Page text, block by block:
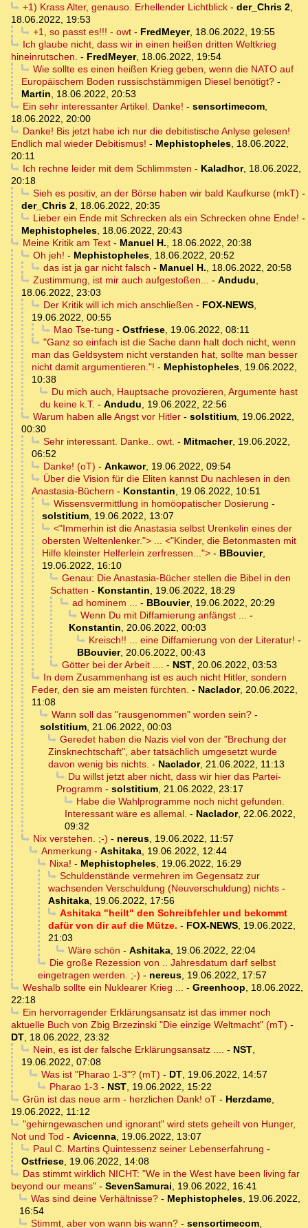
+1) Krass Alter, genauso. Erhellender Lichtblick- der_Chris 2,
18.06.2022, 19:53
+1, so passt es!!! - owt- FredMeyer, 18.06.2022, 19:55
Ich glaube nicht, dass wir in einen heißen dritten Weltkrieg
hineinrutschen. - FredMeyer, 18.06.2022, 19:54
Wie sollte es einen heißen Krieg geben, wenn die NATO auf
Europäischem Boden russischstämmigen Diesel benötigt? -
Martin
18.06.2022, 20:53
Ein sehr interessanter Artikel. Danke! - sensortimecom,
18.06.2022, 20:00
Danke! Bis jetzt habe ich nur die debitistische Anlyse gelesen!
Endlich mal wieder Debitismus! - Mephistopheles 18.06.2022,
20:11
Ich rechne leider mit dem Schlimmsten - Kaladhor, 18.06.2022,
20:18
Sieh es positiv, an der Börse haben wir bald Kaufkurse (mkT) -
der_Chris 2 18.06.2022, 20:35
Lieber ein Ende mit Schrecken als ein Schrecken ohne Ende! -
Mephistopheles 18.06.2022, 20:43
Meine Kritik am Text- Manuel H.
18.06.2022, 20:38
Oh jeh! - Mephistopheles, 18.06.2022, 20:52
das ist ja gar nicht falsch - Manuel H.
18.06.2022, 20:58
Zustimmung, ist mir auch aufgestoßen...
- Andudu
18.06.2022, 23:03
Der Kritik will ich mich anschließen - FOX-NEWS,
19.06.2022, 00:55
Mao Tse-tung - Ostfriese, 19.06.2022, 08:11
"Ganz so einfach ist die Sache dann halt doch nicht, wenn
man das Geldsystem nicht verstanden hat, sollte man besser
nicht damit argumentieren."! - Mephistopheles 19.06.2022,
10:38
Du mich auch, Hauptsache provozieren, Argumente hast
du keine k.T. - Andudu
19.06.2022, 22:56
Warum haben alle Angst vor Hitler- solstitium, 19.06.2022,
00:30
Sehr interessant. Danke.. owt. - Mitmacher, 19.06.2022,
06:52
Danke! (oT) - Ankawor, 19.06.2022, 09:54
Über die Vision für die Eliten kannst Du nachlesen in den
Anastasia-Büchern - Konstantin
19.06.2022, 10:51
Wissensvermittlung in homöopatischer Dosierung -
solstitium 19.06.2022, 13:07
<"Immerhin ist die Anastasia selbst Urenkelin eines der
obersten Weltenlenker."> ... <"Kinder, die Betonmasten mit
Hilfe kleinster Helferlein zerfressen..."> - BBouvier,
19.06.2022, 16:10
Genau: Die Anastasia-Bücher stellen die Bibel in den
Schatten - Konstantin
19.06.2022, 18:29
ad hominem ...
- BBouvier, 19.06.2022, 20:29
Wenn Du mit Diffamierung anfängst ...
-
Konstantin
20.06.2022, 00:03
Kreisch!! ... eine Diffamierung von der Literatur! -
BBouvier, 20.06.2022, 00:43
Götter bei der Arbeit ....
- NST, 20.06.2022, 03:53
In dem Zusammenhang ist es auch nicht Hitler, sondern
Feder, den sie am meisten fürchten. - Naclador, 20.06.2022,
11:08
Wann soll das "rausgenommen" worden sein?-
solstitium 21.06.2022, 00:03
Geredet haben die Nazis viel von der "Brechung der
Zinsknechtschaft", aber tatsächlich umgesetzt wurde
davon wenig bis nichts. - Naclador, 21.06.2022, 11:13
Du willst jetzt aber nicht, dass wir hier das Partei-
Programm - solstitium 21.06.2022, 23:17
Habe die Wahlprogramme noch nicht gefunden.
Interessant wäre es allemal. - Naclador, 22.06.2022,
09:32
Nix verstehen. ;-) - nereus, 19.06.2022, 11:57
Anmerkung - Ashitaka, 19.06.2022, 12:44
Nixa! - Mephistopheles, 19.06.2022, 16:29
Schuldenstände vermehren im Gegensatz zur
wachsenden Verschuldung (Neuverschuldung) nichts -
Ashitaka 19.06.2022, 17:56
Ashitaka "heilt" den Schreibfehler und bekommt
dafür von dir auf die Mütze. - FOX-NEWS 19.06.2022,
21:03
Wäre schön - Ashitaka, 19.06.2022, 22:04
Die große Rezession von .. Jahresdatum darf selbst
eingetragen werden. ;-) - nereus 19.06.2022, 17:57
Weshalb sollte ein Nuklearer Krieg ...
- Greenhoop
18.06.2022,
22:18
Ein hervorragender Erklärungsansatz ist das immer noch
aktuelle Buch von Zbig Brzezinski "Die einzige Weltmacht" (mT) -
DT 18.06.2022, 23:32
Nein, es ist der falsche Erklärungsansatz ....
- NST,
19.06.2022, 07:08
Was ist "Pharao 1-3"? (mT) - DT, 19.06.2022, 14:57
Pharao 1-3 - NST, 19.06.2022, 15:22
Grün ist das neue arm - herzlichen Dank! oT- Herzdame,
19.06.2022, 11:12
"gehirngewaschen und ignorant" wird stets geheilt von Hunger,
Not und Tod - Avicenna 19.06.2022, 13:07
Paul C. Martins Quintessenz seiner Lebenserfahrung -
Ostfriese 19.06.2022, 14:08
Das stimmt wirklich NICHT: "We in the West have been living far
beyond our means" - SevenSamurai
19.06.2022, 16:41
Was sind deine Verhältnisse?- Mephistopheles, 19.06.2022,
16:54
Stimmt, aber von wann bis wann?- sensortimecom,